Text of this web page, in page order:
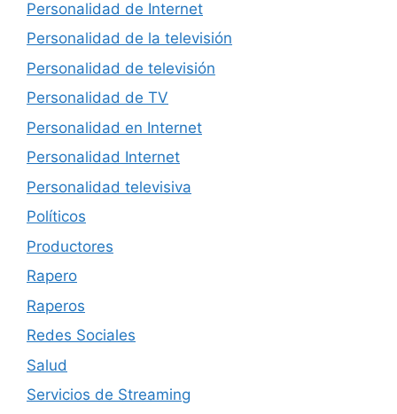
Personalidad de Internet
Personalidad de la televisión
Personalidad de televisión
Personalidad de TV
Personalidad en Internet
Personalidad Internet
Personalidad televisiva
Políticos
Productores
Rapero
Raperos
Redes Sociales
Salud
Servicios de Streaming